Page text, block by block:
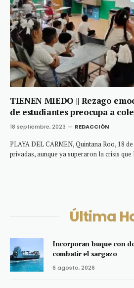
TIENEN MIEDO || Rezago
de estudiantes preocupa a
18 septiembre, 2023 REDACCIÓN
PLAYA DEL CARMEN, Quintana Roo, 18
privadas, aunque ya superaron la crisis
Última
Incorporan buque con
combatir el sargazo
6 agosto, 2026